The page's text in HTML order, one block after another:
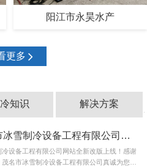
阳江市永昊水产
更多
知识 解决方案
热烈庆祝茂名市冰雪制冷设备工程有限公司网站全新改版上线！
设备工程有限公司网站全新改版上线！感谢
名市冰雪制冷设备工程有限公司真诚为您服